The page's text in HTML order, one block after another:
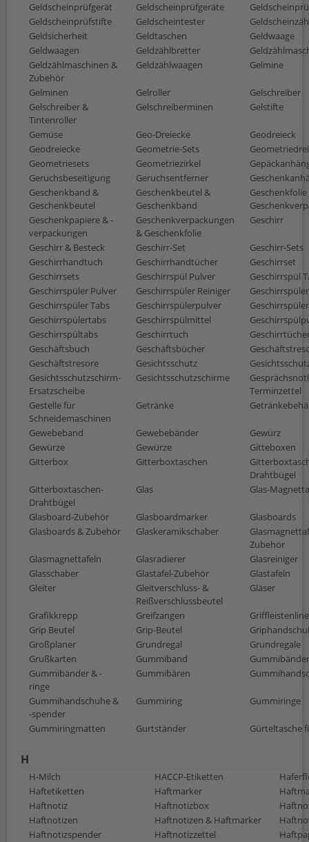
Geldscheinprüfgerät
Geldscheinprüfgeräte
Geldscheinprüfstifte
Geldscheintester
Geldsicherheit
Geldtaschen
Geldwaage
Geldwaagen
Geldzählbretter
Geldzählmaschinen &
Zubehör
Geldzählwaagen Gelmine
Gelminen Gelroller
Gelschreiber
Gelschreiber &
Tintenroller
Gelschreiberminen Gelstifte
Gemüse Geo-Dreiecke
Geodreieck
Geodreiecke
Geometrie-Sets
Geometriesets
Geometriezirkel
Geruchsbeseitigung
Geruchsentferner
Geschenkband &
Geschenkbeutel
Geschenkbeutel &
Geschenkband
Geschenkfolie
Geschenkpapiere & -
verpackungen
Geschenkverpackungen
& Geschenkfolie
Geschirr
Geschirr & Besteck Geschirr-Set
Geschirr-Sets
Geschirrhandtuch
Geschirrhandtücher
Geschirrset
Geschirrsets
Geschirrspül Pulver
Geschirrspül
Geschirrspüler Pulver
Geschirrspüler Reiniger
Geschirrspüler Tabs
Geschirrspülerpulver
Geschirrspülertabs
Geschirrspülmittel
Geschirrspültabs
Geschirrtuch
Geschäftsbuch
Geschäftsbücher
Geschäftstresore
Gesichtsschutz
Gesichtsschutzschirm-
Ersatzscheibe
Gesichtsschutzschirme
Terminzettel
Gestelle für
Schneidemaschinen
Getränke
Gewebeband Gewebebänder
Gewürz
Gewürze
Gewürze
Gitteboxen
Gitterbox
Gitterboxtaschen
Drahtbügel
Gitterboxtaschen-
Drahtbügel
Glas Glas-
Glasboard-Zubehör Glasboardmarker
Glasboards
Glasboards & Zubehör
Glaskeramikschaber
Zubehör
Glasmagnettafeln
Glasradierer
Glasreiniger
Glasschaber
Glastafel-Zubehör
Glastafeln
Gleiter
Gleitverschluss- &
Reißverschlussbeutel
Gläser
Grafikkrepp Greifzangen
Grip Beutel
Grip-Beutel
Großplaner
Grundregal
Grundregale
Grußkarten
Gummiband
Gummibänder
Gummibänder & -
ringe
Gummibären
Gummihandschuhe &
-spender
Gummiring Gummiringe
Gummiringmatten Gurtständer Gürteltasche
H
H-Milch HACCP-Etiketten
Haftetiketten
Haftmarker
Haftnotiz
Haftnotizbox
Haftnotizen
Haftnotizen & Haftmarker
Haftnotizspender
Haftnotizzettel